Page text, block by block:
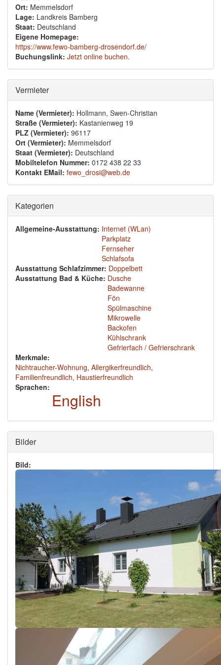
Ort: Memmelsdorf
Lage: Landkreis Bamberg
Staat: Deutschland
Eigene Homepage:
https://www.fewo-bamberg-drosendorf.de/
Buchungslink: Jetzt online buchen.
Ausblenden
Vermieter
Name (Vermieter): Hollmann, Swen-Christian
Straße (Vermieter): Kastanienweg 19
PLZ (Vermieter): 96117
Ort (Vermieter): Memmelsdorf
Staat (Vermieter): Deutschland
Mobiltelefon Nummer: 0172 438 22 33
Kontakt EMail: fewo_drosi@web.de
Ausblenden
Kategorien
Allgemeine-Ausstattung: Internet (WLan)
Parkplatz
Fernseher
Schlafsofa
Ausstattung Schlafzimmer: Doppelbett
Ausstattung Bad & Küche: Dusche
Badewanne
Fön
Spülmaschine
Mikrowelle
Backofen
Kühlschrank
Gefrierfach / Gefrierschrank
Merkmale:
Nichtraucher-Wohnung, Allergikerfreundlich,
Familienfreundlich, Haustierfreundlich
Sprachen:
English
Ausblenden
Bilder
Bild: